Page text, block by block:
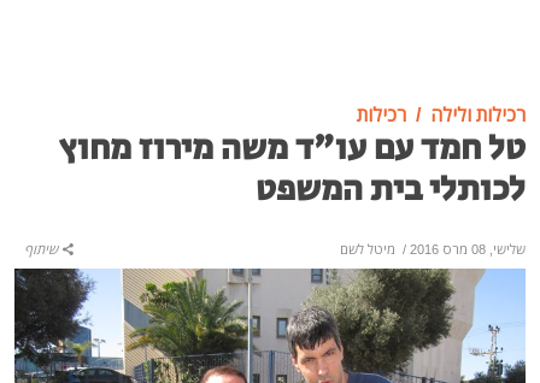
רכילות ולילה רכילות
טל חמד עם עו"ד משה מירוז מחוץ
לכותלי בית המשפט
שלישי, 08 מרס 2016 / מיטל לשם שיתוף